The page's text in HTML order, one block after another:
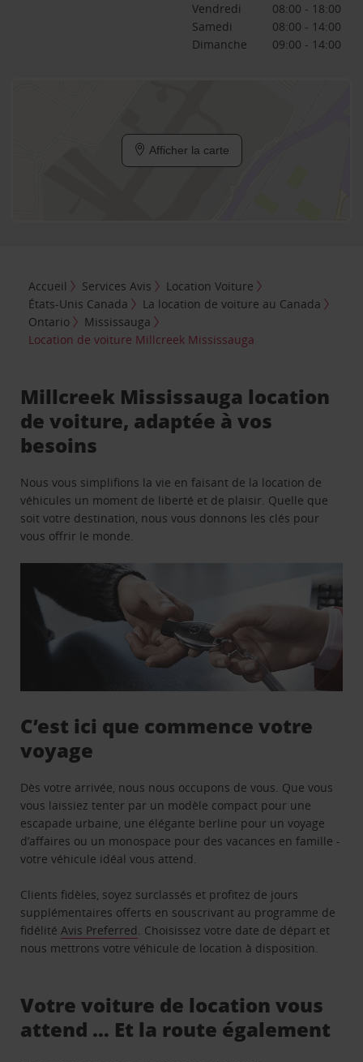
Vendredi
08:00 - 18:00
Samedi
08:00 - 14:00
Dimanche
09:00 - 14:00
Afficher la carte
Accueil Services Avis
Location Voiture
États-Unis Canada
La location de voiture au Canada
Ontario
Mississauga
Location de voiture Millcreek Mississauga
Millcreek Mississauga location
de voiture, adaptée à vos
besoins
Nous vous simplifions la vie en faisant de la location de
véhicules un moment de liberté et de plaisir. Quelle que
soit votre destination, nous vous donnons les clés pour
vous offrir le monde.
C’est ici que commence votre
voyage
Dès votre arrivée, nous nous occupons de vous. Que vous
vous laissiez tenter par un modèle compact pour une
escapade urbaine, une élégante berline pour un voyage
d’affaires ou un monospace pour des vacances en famille -
votre véhicule idéal vous attend.
Clients fidèles, soyez surclassés et profitez de jours
supplémentaires offerts en souscrivant au programme de
fidélitéAvis Preferred. Choisissez votre date de départ et
nous mettrons votre véhicule de location à disposition.
Votre voiture de location vous
attend … Et la route également